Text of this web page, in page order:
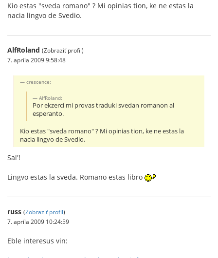
Kio estas "sveda romano" ? Mi opinias tion, ke ne estas la
nacia lingvo de Svedio.
AlfRoland (Zobraziť profil)
7. apríla 2009 9:58:48
crescence:
AlfRoland:
Por ekzerci mi provas traduki svedan romanon al
esperanto.
Kio estas "sveda romano" ? Mi opinias tion, ke ne estas la
nacia lingvo de Svedio.
Sal'!
Lingvo estas la sveda. Romano estas libro
russ (Zobraziť profil)
7. apríla 2009 10:24:59
Eble interesus vin: